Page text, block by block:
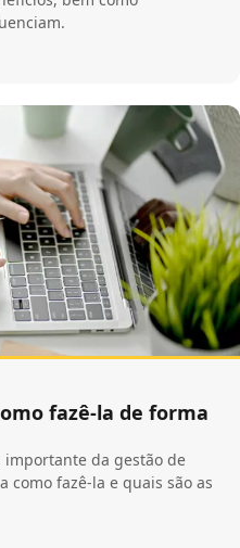
fazê-la de forma
importante da gestão de
como fazê-la e quais são as